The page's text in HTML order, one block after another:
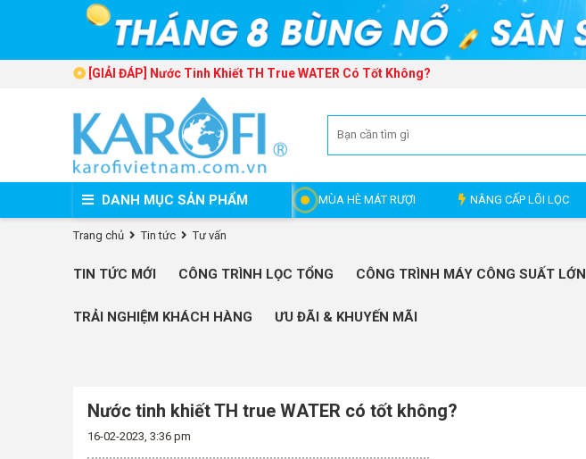
[GIẢI ĐÁP] Nước Tinh Khiết TH True WATER Có Tốt Không?
DANH MỤC SẢN PHẨM MÙA HÈ MÁT RƯỢI NÂNG CẤP LÕI LỌC
Trang chủ Tin tức Tư vấn
TIN TỨC MỚI CÔNG TRÌNH LỌC TỔNG CÔNG TRÌNH MÁY CÔNG SUẤT LỚN
TRẢI NGHIỆM KHÁCH HÀNG ƯU ĐÃI & KHUYẾN MÃI
Nước tinh khiết TH true WATER có tốt không?
16-02-2023, 3:36 pm